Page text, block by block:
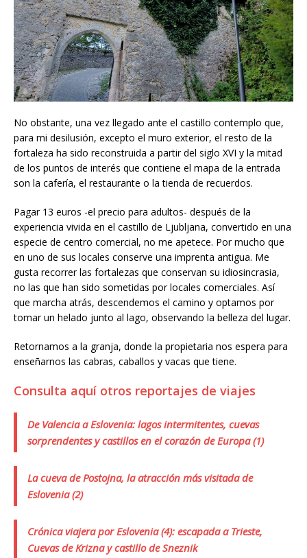
No obstante, una vez llegado ante el castillo contemplo que,
para mi desilusión, excepto el muro exterior, el resto de la
fortaleza ha sido reconstruida a partir del siglo XVI y la mitad
de los puntos de interés que contiene el mapa de la entrada
son la cafería, el restaurante o la tienda de recuerdos.
Pagar 13 euros -el precio para adultos- después de la
experiencia vivida en el castillo de Ljubljana, convertido en una
especie de centro comercial, no me apetece. Por mucho que
en uno de sus locales conserve una imprenta antigua. Me
gusta recorrer las fortalezas que conservan su idiosincrasia,
no las que han sido sometidas por locales comerciales. Así
que marcha atrás, descendemos el camino y optamos por
tomar un helado junto al lago, observando la belleza del lugar.
Retornamos a la granja, donde la propietaria nos espera para
enseñarnos las cabras, caballos y vacas que tiene.
Consulta aquí otros reportajes de viajes
De Valencia a Eslovenia: lagos intermitentes, cuevas
sorprendentes y castillos en el corazón de Europa (1)
La cueva de Postojna, la atracción más visitada de
Eslovenia (2)
Crónica viajera por Eslovenia (4): escapada a Trieste,
Cuevas de Krizna y castillo de Sneznik